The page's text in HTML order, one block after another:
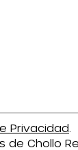
Privacidad
de Chollo